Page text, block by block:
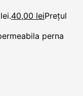
40,00 leiPrețul
perna